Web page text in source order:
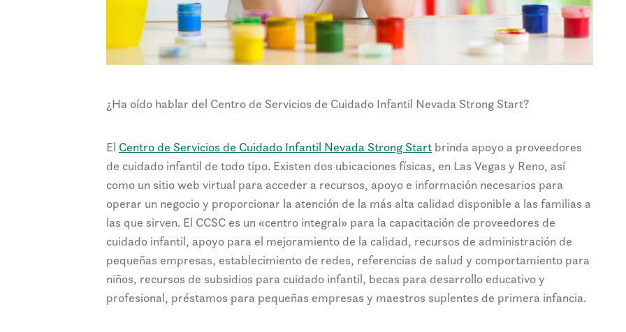
¿Ha oído hablar del Centro de Servicios de Cuidado Infantil Nevada Strong Start?
El Centro de Servicios de Cuidado Infantil Nevada Strong Start brinda apoyo a proveedores
de cuidado infantil de todo tipo. Existen dos ubicaciones físicas, en Las Vegas y Reno, así
como un sitio web virtual para acceder a recursos, apoyo e información necesarios para
operar un negocio y proporcionar la atención de la más alta calidad disponible a las familias a
las que sirven. El CCSC es un «centro integral» para la capacitación de proveedores de
cuidado infantil, apoyo para el mejoramiento de la calidad, recursos de administración de
pequeñas empresas, establecimiento de redes, referencias de salud y comportamiento para
niños, recursos de subsidios para cuidado infantil, becas para desarrollo educativo y
profesional, préstamos para pequeñas empresas y maestros suplentes de primera infancia.